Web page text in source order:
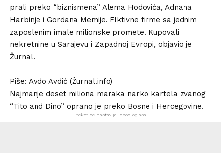
prali preko “biznismena” Alema Hodovića, Adnana
Harbinje i Gordana Memije. FIktivne firme sa jednim
zaposlenim imale milionske promete. Kupovali
nekretnine u Sarajevu i Zapadnoj Evropi, objavio je
Žurnal.
Piše: Avdo Avdić (Žurnal.info)
Najmanje deset miliona maraka narko kartela zvanog
“Tito and Dino” oprano je preko Bosne i Hercegovine.
- tekst se nastavlja ispod oglasa-